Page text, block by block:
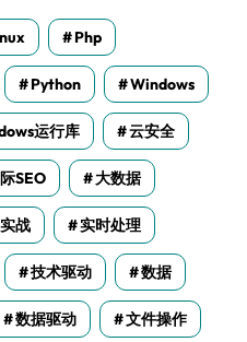
Php
Python Windows
运行库 云安全
SEO 大数据
实战 实时处理
技术驱动 数据
数据驱动 文件操作